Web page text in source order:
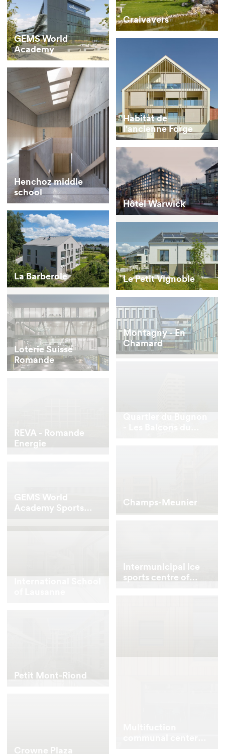
Craivavers
GEMS World
Academy
Habitat de
l'ancienne Forge
Henchoz middle
school
Hôtel Warwick
La Barberole Le Petit Vignoble
Loterie Suisse
Romande
Montagny - En
Chamard
Quartier du Bugnon
REVA - Romande
Energie
Champs-Meunier
GEMS World
Academy Sports
Intermunicipal ice
sports centre of
Petit Mont-Riond
Crowne Plaza